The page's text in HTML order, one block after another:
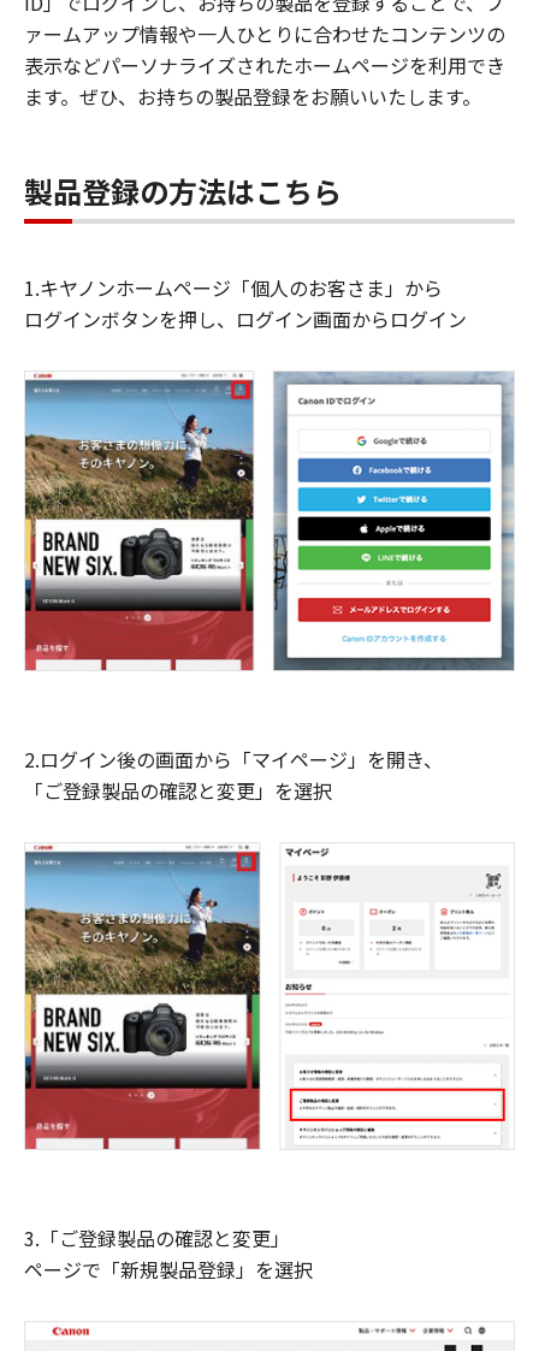
ァームアップ情報や一人ひとりに合わせたコンテンツの
表示などパーソナライズされたホームページを利用でき
ます。ぜひ、お持ちの製品登録をお願いいたします。
製品登録の方法はこちら
1.キヤノンホームページ「個人のお客さま」から
ログインボタンを押し、ログイン画面からログイン
2.ログイン後の画面から「マイページ」を開き、
「ご登録製品の確認と変更」を選択
3.「ご登録製品の確認と変更」
ページで「新規製品登録」を選択